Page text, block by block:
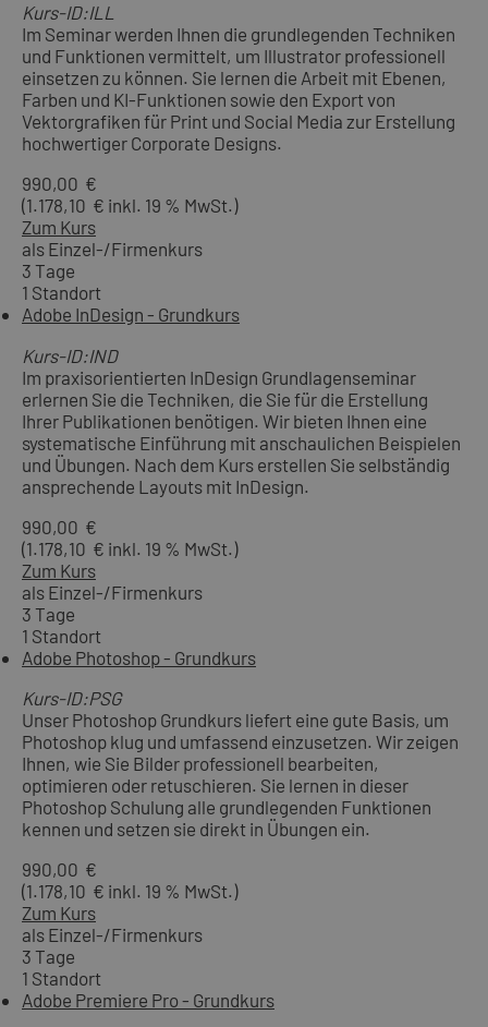
Kurs-ID:ILL
Im Seminar werden Ihnen die grundlegenden Techniken
und Funktionen vermittelt, um Illustrator professionell
einsetzen zu können. Sie lernen die Arbeit mit Ebenen,
Farben und KI-Funktionen sowie den Export von
Vektorgrafiken für Print und Social Media zur Erstellung
hochwertiger Corporate Designs.
990,00 €
(1.178,10 € inkl. 19 % MwSt.)
Zum Kurs
als Einzel-/Firmenkurs
3 Tage
1 Standort
Adobe InDesign - Grundkurs
Kurs-ID:IND
Im praxisorientierten InDesign Grundlagenseminar
erlernen Sie die Techniken, die Sie für die Erstellung
Ihrer Publikationen benötigen. Wir bieten Ihnen eine
systematische Einführung mit anschaulichen Beispielen
und Übungen. Nach dem Kurs erstellen Sie selbständig
ansprechende Layouts mit InDesign.
990,00 €
(1.178,10 € inkl. 19 % MwSt.)
Zum Kurs
als Einzel-/Firmenkurs
3 Tage
1 Standort
Adobe Photoshop - Grundkurs
Kurs-ID:PSG
Unser Photoshop Grundkurs liefert eine gute Basis, um
Photoshop klug und umfassend einzusetzen. Wir zeigen
Ihnen, wie Sie Bilder professionell bearbeiten,
optimieren oder retuschieren. Sie lernen in dieser
Photoshop Schulung alle grundlegenden Funktionen
kennen und setzen sie direkt in Übungen ein.
990,00 €
(1.178,10 € inkl. 19 % MwSt.)
Zum Kurs
als Einzel-/Firmenkurs
3 Tage
1 Standort
Adobe Premiere Pro - Grundkurs